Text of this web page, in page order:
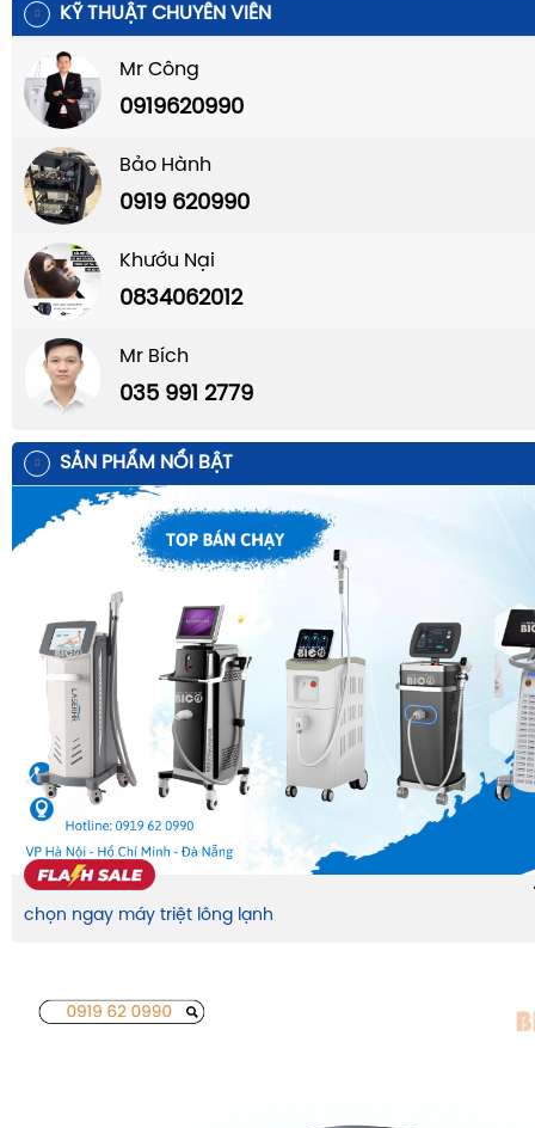
KỸ THUẬT CHUYÊN VIÊN
Mr Công
0919620990
Bảo Hành
0919 620990
Khướu Nại
0834062012
Mr Bích
035 991 2779
SẢN PHẨM NỔI BẬT
chọn ngay máy triệt lông lạnh